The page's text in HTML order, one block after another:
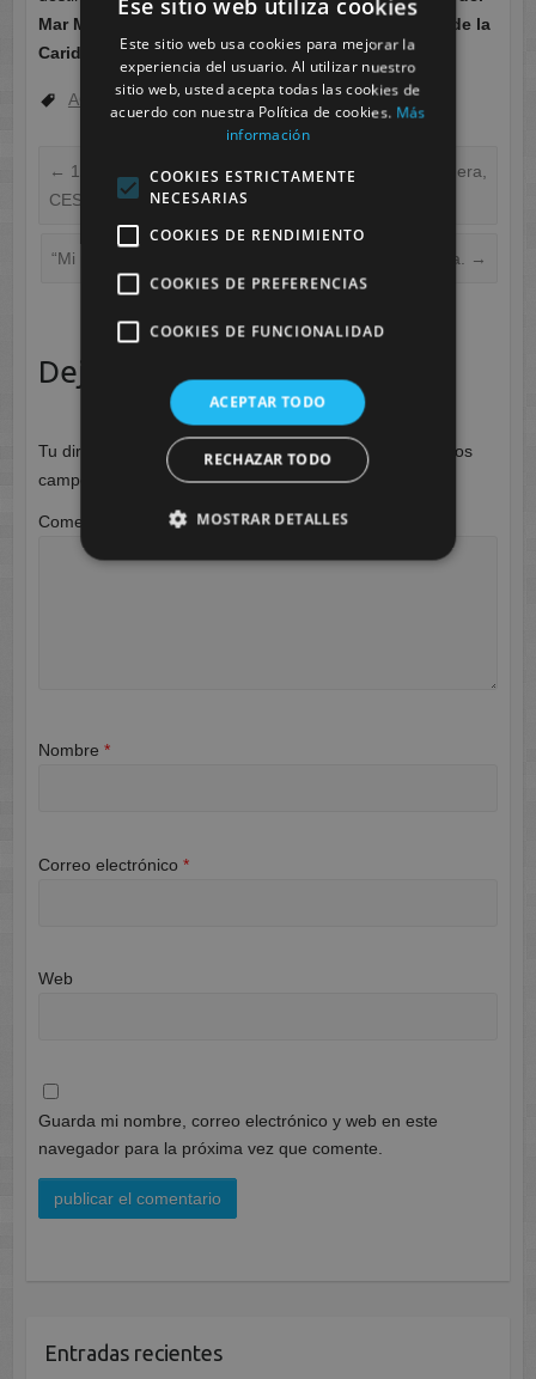
Mar Menor
Centro Médico Virgen de la
Caridad
de Cartagena.
ACTUALIDAD, INVESTIGACIÓN, Medicina Nuclear
← 177-Lu en Tumores Neuroendocrinos, Irene Palomera,
CESUR Murcia.
“Mi pequeña aportación” María Sierra, CESUR Murcia. →
Deja una respuesta
Tu dirección de correo electrónico no será publicada.
Los
campos obligatorios están marcados con*
Comentario
Nombre *
Correo electrónico *
Web
Guarda mi nombre, correo electrónico y web en este
navegador para la próxima vez que comente.
Entradas recientes
Ese sitio web utiliza cookies
Este sitio web usa cookies para mejorar la
experiencia del usuario. Al utilizar nuestro
sitio web, usted acepta todas las cookies de
acuerdo con nuestra Política de cookies. Más
información
COOKIES ESTRICTAMENTE
NECESARIAS
COOKIES DE RENDIMIENTO
COOKIES DE PREFERENCIAS
COOKIES DE FUNCIONALIDAD
ACEPTAR TODO
RECHAZAR TODO
MOSTRAR DETALLES